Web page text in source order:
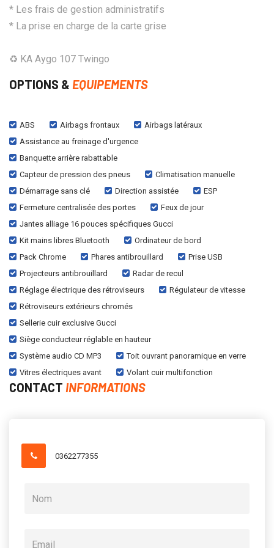
* Les frais de gestion administratifs
* La prise en charge de la carte grise
♻ KA Aygo 107 Twingo
OPTIONS & EQUIPEMENTS
ABS Airbags frontaux
Airbags latéraux
Assistance au freinage d'urgence
Banquette arrière rabattable
Capteur de pression des pneus
Climatisation manuelle
Démarrage sans clé
Direction assistée
ESP
Fermeture centralisée des portes
Feux de jour
Jantes alliage 16 pouces spécifiques Gucci
Kit mains libres Bluetooth
Ordinateur de bord
Pack Chrome
Phares antibrouillard
Prise USB
Projecteurs antibrouillard
Radar de recul
Réglage électrique des rétroviseurs
Régulateur de vitesse
Rétroviseurs extérieurs chromés
Sellerie cuir exclusive Gucci
Siège conducteur réglable en hauteur
Système audio CD MP3
Toit ouvrant panoramique en verre
Vitres électriques avant
Volant cuir multifonction
CONTACT INFORMATIONS
0362277355